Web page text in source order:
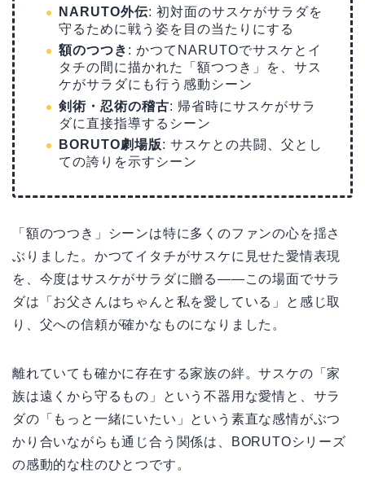
NARUTO外伝: 初対面のサスケがサラダを
守るために戦う姿を目の当たりにする
額のつつき : かつてNARUTOでサスケとイ
タチの間に描かれた「額つつき」を、サス
ケがサラダにも行う感動シーン
剣術・忍術の稽古: 帰省時にサスケがサラ
ダに直接指導するシーン
BORUTO劇場版: サスケとの共闘、父とし
ての誇りを示すシーン
「額のつつき」シーンは特に多くのファンの心を揺さ
ぶりました。かつてイタチがサスケに見せた愛情表現
を、今度はサスケがサラダに贈る——この場面でサラ
ダは「お父さんはちゃんと私を愛している」と感じ取
り、父への信頼が確かなものになりました。
離れていても確かに存在する家族の絆。サスケの「家
族は遠くから守るもの」という不器用な愛情と、サラ
ダの「もっと一緒にいたい」という素直な感情がぶつ
かり合いながらも通じ合う関係は、BORUTOシリーズ
の感動的な柱のひとつです。